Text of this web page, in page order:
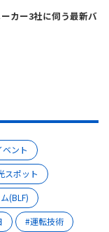
カー3社に伺う最新バ
ベント
スポット
(BLF)
運転技術